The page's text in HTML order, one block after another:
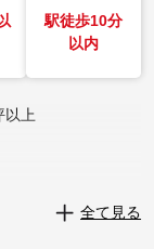
駅徒歩10分
以内
以上
全て見る